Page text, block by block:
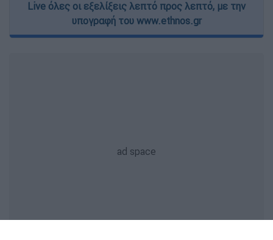
Live όλες οι εξελίξεις λεπτό προς λεπτό, με την
υπογραφή του www.ethnos.gr